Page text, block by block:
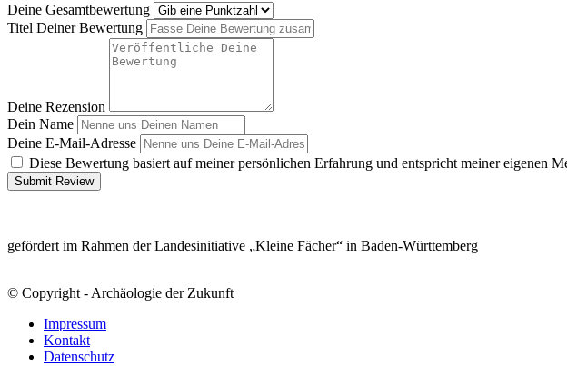
Deine Gesamtbewertung
Titel Deiner Bewertung
Deine Rezension
Dein Name
Deine E-Mail-Adresse
Diese Bewertung basiert auf meiner persönlichen Erfahrung und entspricht meiner eigenen
Submit Review
gefördert im Rahmen der Landesinitiative „Kleine Fächer“ in Baden-Württemberg
© Copyright - Archäologie der Zukunft
Impressum
Kontakt
Datenschutz